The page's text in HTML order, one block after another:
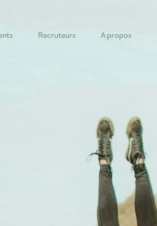
Recruteurs A propos